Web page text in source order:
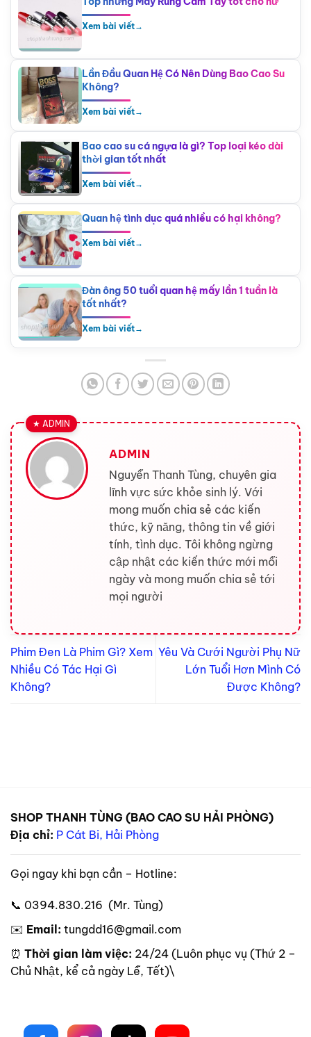
Xem bài viết→
Lần Đầu Quan Hệ Có Nên Dùng Bao Cao Su
Không?
Xem bài viết→
Bao cao su cá ngựa là gì? Top loại kéo dài
thời gian tốt nhất
Xem bài viết→
Quan hệ tình dục quá nhiều có hại không?
Xem bài viết→
Đàn ông 50 tuổi quan hệ mấy lần 1 tuần là
tốt nhất?
Xem bài viết→
ADMIN
Nguyễn Thanh Tùng, chuyên gia
lĩnh vực sức khỏe sinh lý. Với
mong muốn chia sẻ các kiến
thức, kỹ năng, thông tin về giới
tính, tình dục. Tôi không ngừng
cập nhật các kiến thức mới mỗi
ngày và mong muốn chia sẻ tới
mọi người
Phim Đen Là Phim Gì? Xem
Nhiều Có Tác Hại Gì
Không?
Yêu Và Cưới Người Phụ Nữ
Lớn Tuổi Hơn Mình Có
Được Không?
SHOP THANH TÙNG (BAO CAO SU HẢI PHÒNG)
Địa chỉ: P Cát Bi, Hải Phòng
Gọi ngay khi bạn cần – Hotline:
📞 0394.830.216 (Mr. Tùng)
✉️ Email: tungdd16@gmail.com
⏰ Thời gian làm việc: 24/24 (Luôn phục vụ (Thứ 2 –
Chủ Nhật, kể cả ngày Lễ, Tết)\